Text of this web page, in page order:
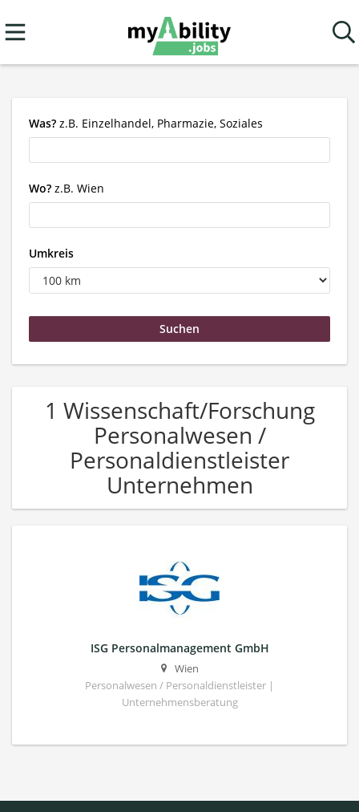
Was? z.B. Einzelhandel, Pharmazie, Soziales
Wo? z.B. Wien
Umkreis
1 Wissenschaft/Forschung
Personalwesen /
Personaldienstleister
Unternehmen
ISG Personalmanagement GmbH
Wien
Personalwesen / Personaldienstleister |
Unternehmensberatung